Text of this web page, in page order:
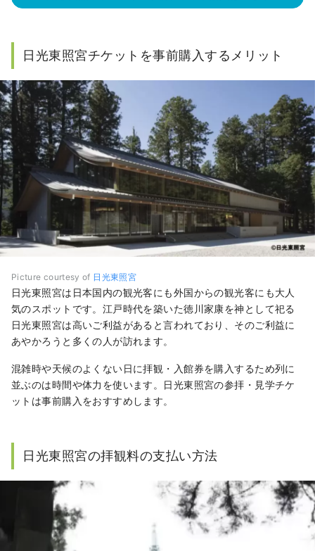
日光東照宮チケットを事前購入するメリット
Picture courtesy of 日光東照宮
日光東照宮は日本国内の観光客にも外国からの観光客にも大人
気のスポットです。江戸時代を築いた徳川家康を神として祀る
日光東照宮は高いご利益があると言われており、そのご利益に
あやかろうと多くの人が訪れます。
混雑時や天候のよくない日に拝観・入館券を購入するため列に
並ぶのは時間や体力を使います。日光東照宮の参拝・見学チケ
ットは事前購入をおすすめします。
日光東照宮の拝観料の支払い方法